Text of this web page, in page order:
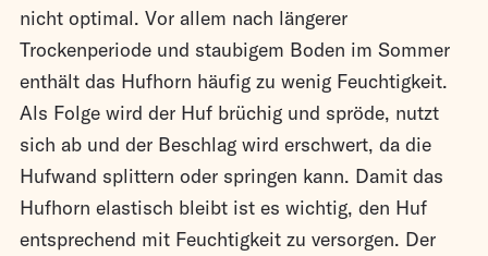
nicht optimal. Vor allem nach längerer
Trockenperiode und staubigem Boden im Sommer
enthält das Hufhorn häufig zu wenig Feuchtigkeit.
Als Folge wird der Huf brüchig und spröde, nutzt
sich ab und der Beschlag wird erschwert, da die
Hufwand splittern oder springen kann. Damit das
Hufhorn elastisch bleibt ist es wichtig, den Huf
entsprechend mit Feuchtigkeit zu versorgen. Der